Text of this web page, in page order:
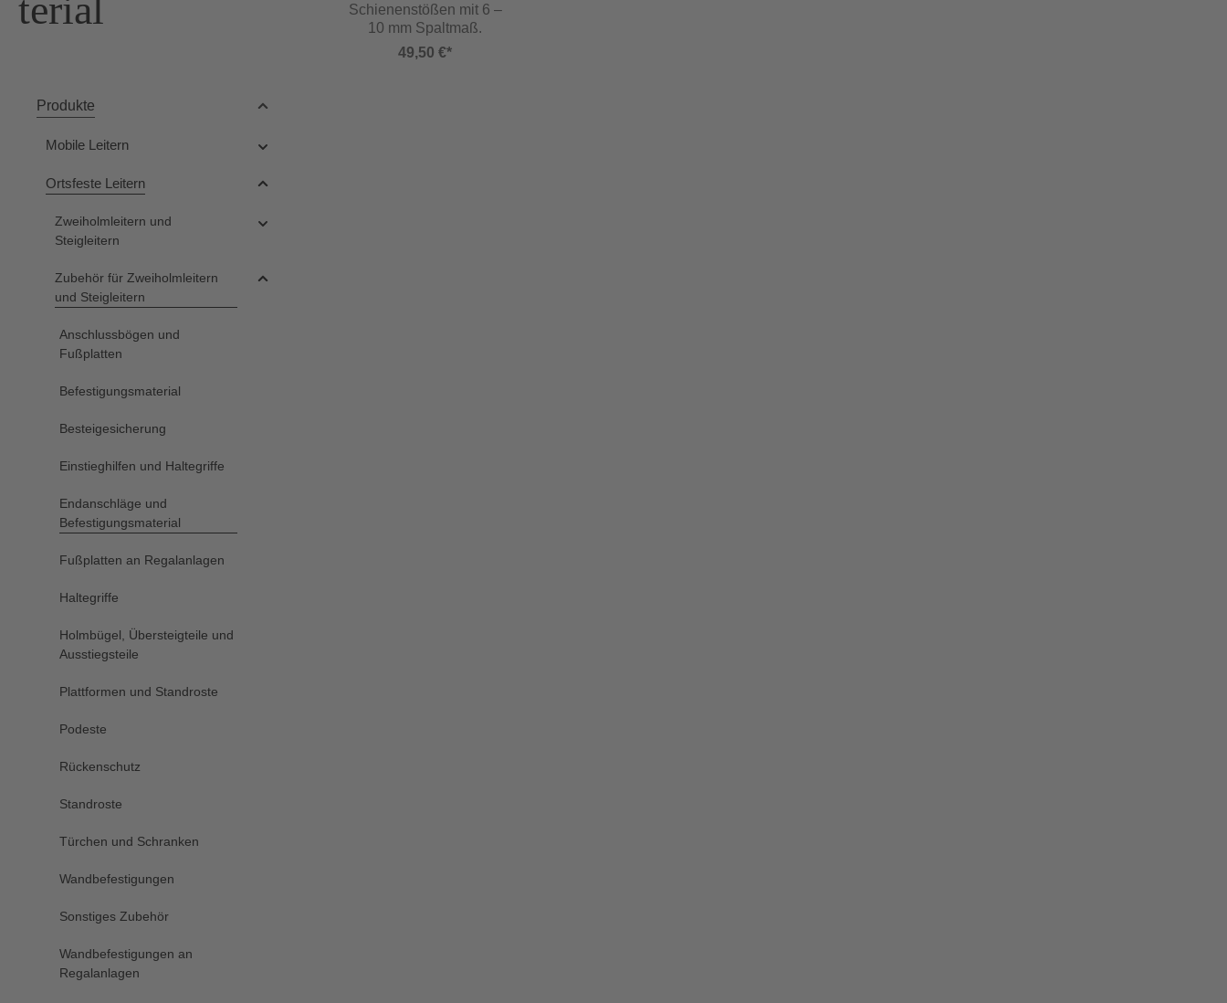
terial
Produkte
Mobile Leitern
Ortsfeste Leitern
Zweiholmleitern und
Steigleitern
Zubehör für Zweiholmleitern
und Steigleitern
Anschlussbögen und
Fußplatten
Befestigungsmaterial
Besteigesicherung
Einstieghilfen und Haltegriffe
Endanschläge und
Befestigungsmaterial
Fußplatten an Regalanlagen
Haltegriffe
Holmbügel, Übersteigteile und
Ausstiegsteile
Plattformen und Standroste
Podeste
Rückenschutz
Standroste
Türchen und Schranken
Wandbefestigungen
Sonstiges Zubehör
Wandbefestigungen an
Regalanlagen
Schienenstößen mit 6 –
10 mm Spaltmaß.
49,50 €*